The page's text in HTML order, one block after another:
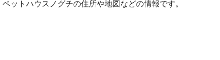
ペットハウスノグチの住所や地図などの情報です。